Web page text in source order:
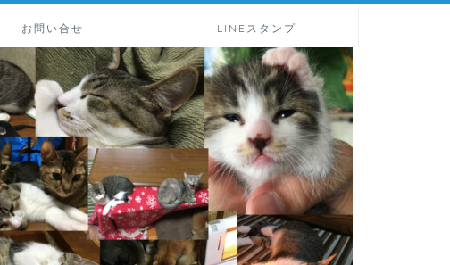
お問い合せ LINEスタンプ